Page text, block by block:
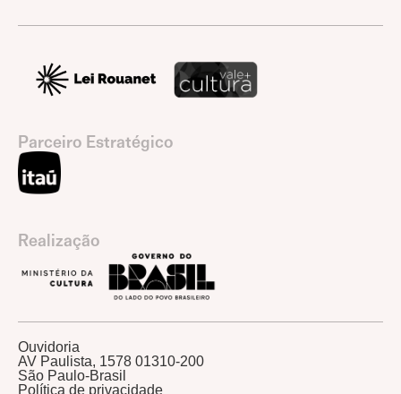
Parceiro Estratégico
Realização
Ouvidoria
AV Paulista, 1578 01310-200
São Paulo-Brasil
Política de privacidade